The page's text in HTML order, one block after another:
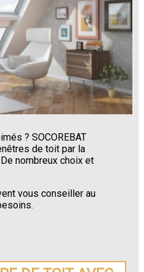
? SOCOREBAT
de toit par la
nombreux choix et
vous conseiller au